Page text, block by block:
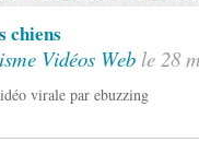
chiens
Vidéos Web le 28
virale par ebuzzing